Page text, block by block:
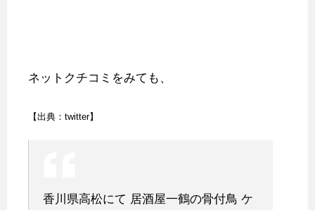
ネットクチコミをみても、
【出典：twitter】
香川県高松にて 居酒屋一鶴の骨付鳥 ケ